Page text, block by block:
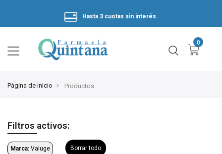
Hasta 3 cuotas sin interés.
Página de inicio Productos
Filtros activos:
Marca: Valuge Borrar todo